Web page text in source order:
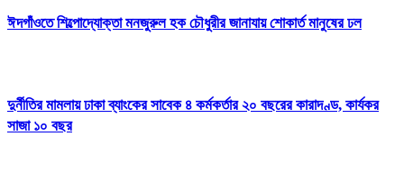
ঈদগাঁওতে শিল্পোদ্যোক্তা মনজুরুল হক চৌধুরীর জানাযায় শোকার্ত মানুষের ঢল
দুর্নীতির মামলায় ঢাকা ব্যাংকের সাবেক ৪ কর্মকর্তার ২০ বছরের কারাদণ্ড, কার্যকর
সাজা ১০ বছর